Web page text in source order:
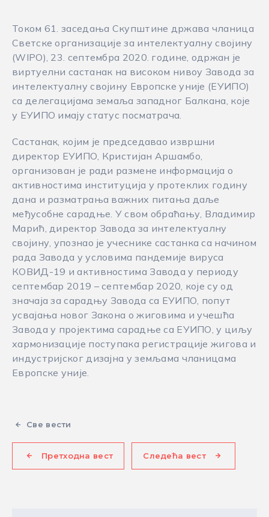
Током 61. заседања Скупштине држава чланица
Светске организације за интелектуалну својину
(WIPO), 23. септембра 2020. године, одржан је
виртуелни састанак на високом нивоу Завода за
интелектуалну својину Европске уније (ЕУИПО)
са делегацијама земаља западног Балкана, које
у ЕУИПО имају статус посматрача.
Састанак, којим је председавао извршни
директор ЕУИПО, Кристијан Аршамбо,
организован је ради размене информација о
активностима институција у протеклих годину
дана и разматрања важних питања даље
међусобне сарадње. У свом обраћању, Владимир
Марић, директор Завода за интелектуалну
својину, упознао је учеснике састанка са начином
рада Завода у условима пандемије вируса
КОВИД-19 и активностима Завода у периоду
септембар 2019 – септембар 2020, које су од
значаја за сарадњу Завода са ЕУИПО, попут
усвајања новог Закона о жиговима и учешћа
Завода у пројектима сарадње са ЕУИПО, у циљу
хармонизације поступака регистрације жигова и
индустријског дизајна у земљама чланицама
Европске уније.
Све вести
Претходна вест Следећа вест